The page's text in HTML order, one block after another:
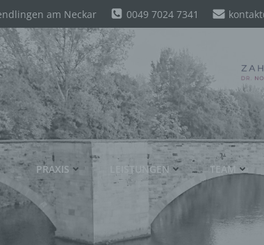
am Neckar 0049 7024 7341
PRAXIS LEISTUNGEN TEAM